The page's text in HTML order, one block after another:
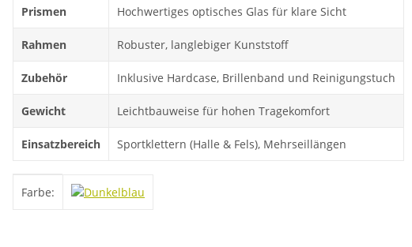
Prismen Hochwertiges optisches Glas für klare Sicht
Rahmen Robuster, langlebiger Kunststoff
Zubehör Inklusive Hardcase, Brillenband und Reinigungstuch
Gewicht Leichtbauweise für hohen Tragekomfort
Einsatzbereich Sportklettern (Halle & Fels), Mehrseillängen
Produkteigenschaft
Farbe: